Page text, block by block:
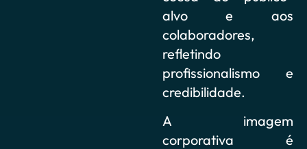
alvo e aos
colaboradores,
refletindo
profissionalismo e
credibilidade.
A imagem
corporativa é